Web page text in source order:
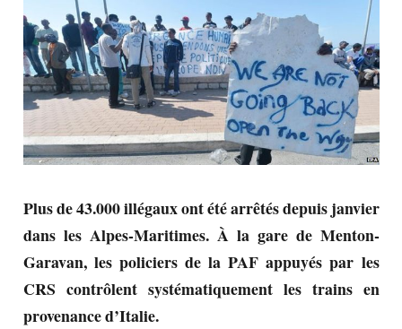
Plus de 43.000 illégaux ont été arrêtés depuis janvier
dans les Alpes-Maritimes. À la gare de Menton-
Garavan, les policiers de la PAF appuyés par les
CRS contrôlent systématiquement les trains en
provenance d’Italie.